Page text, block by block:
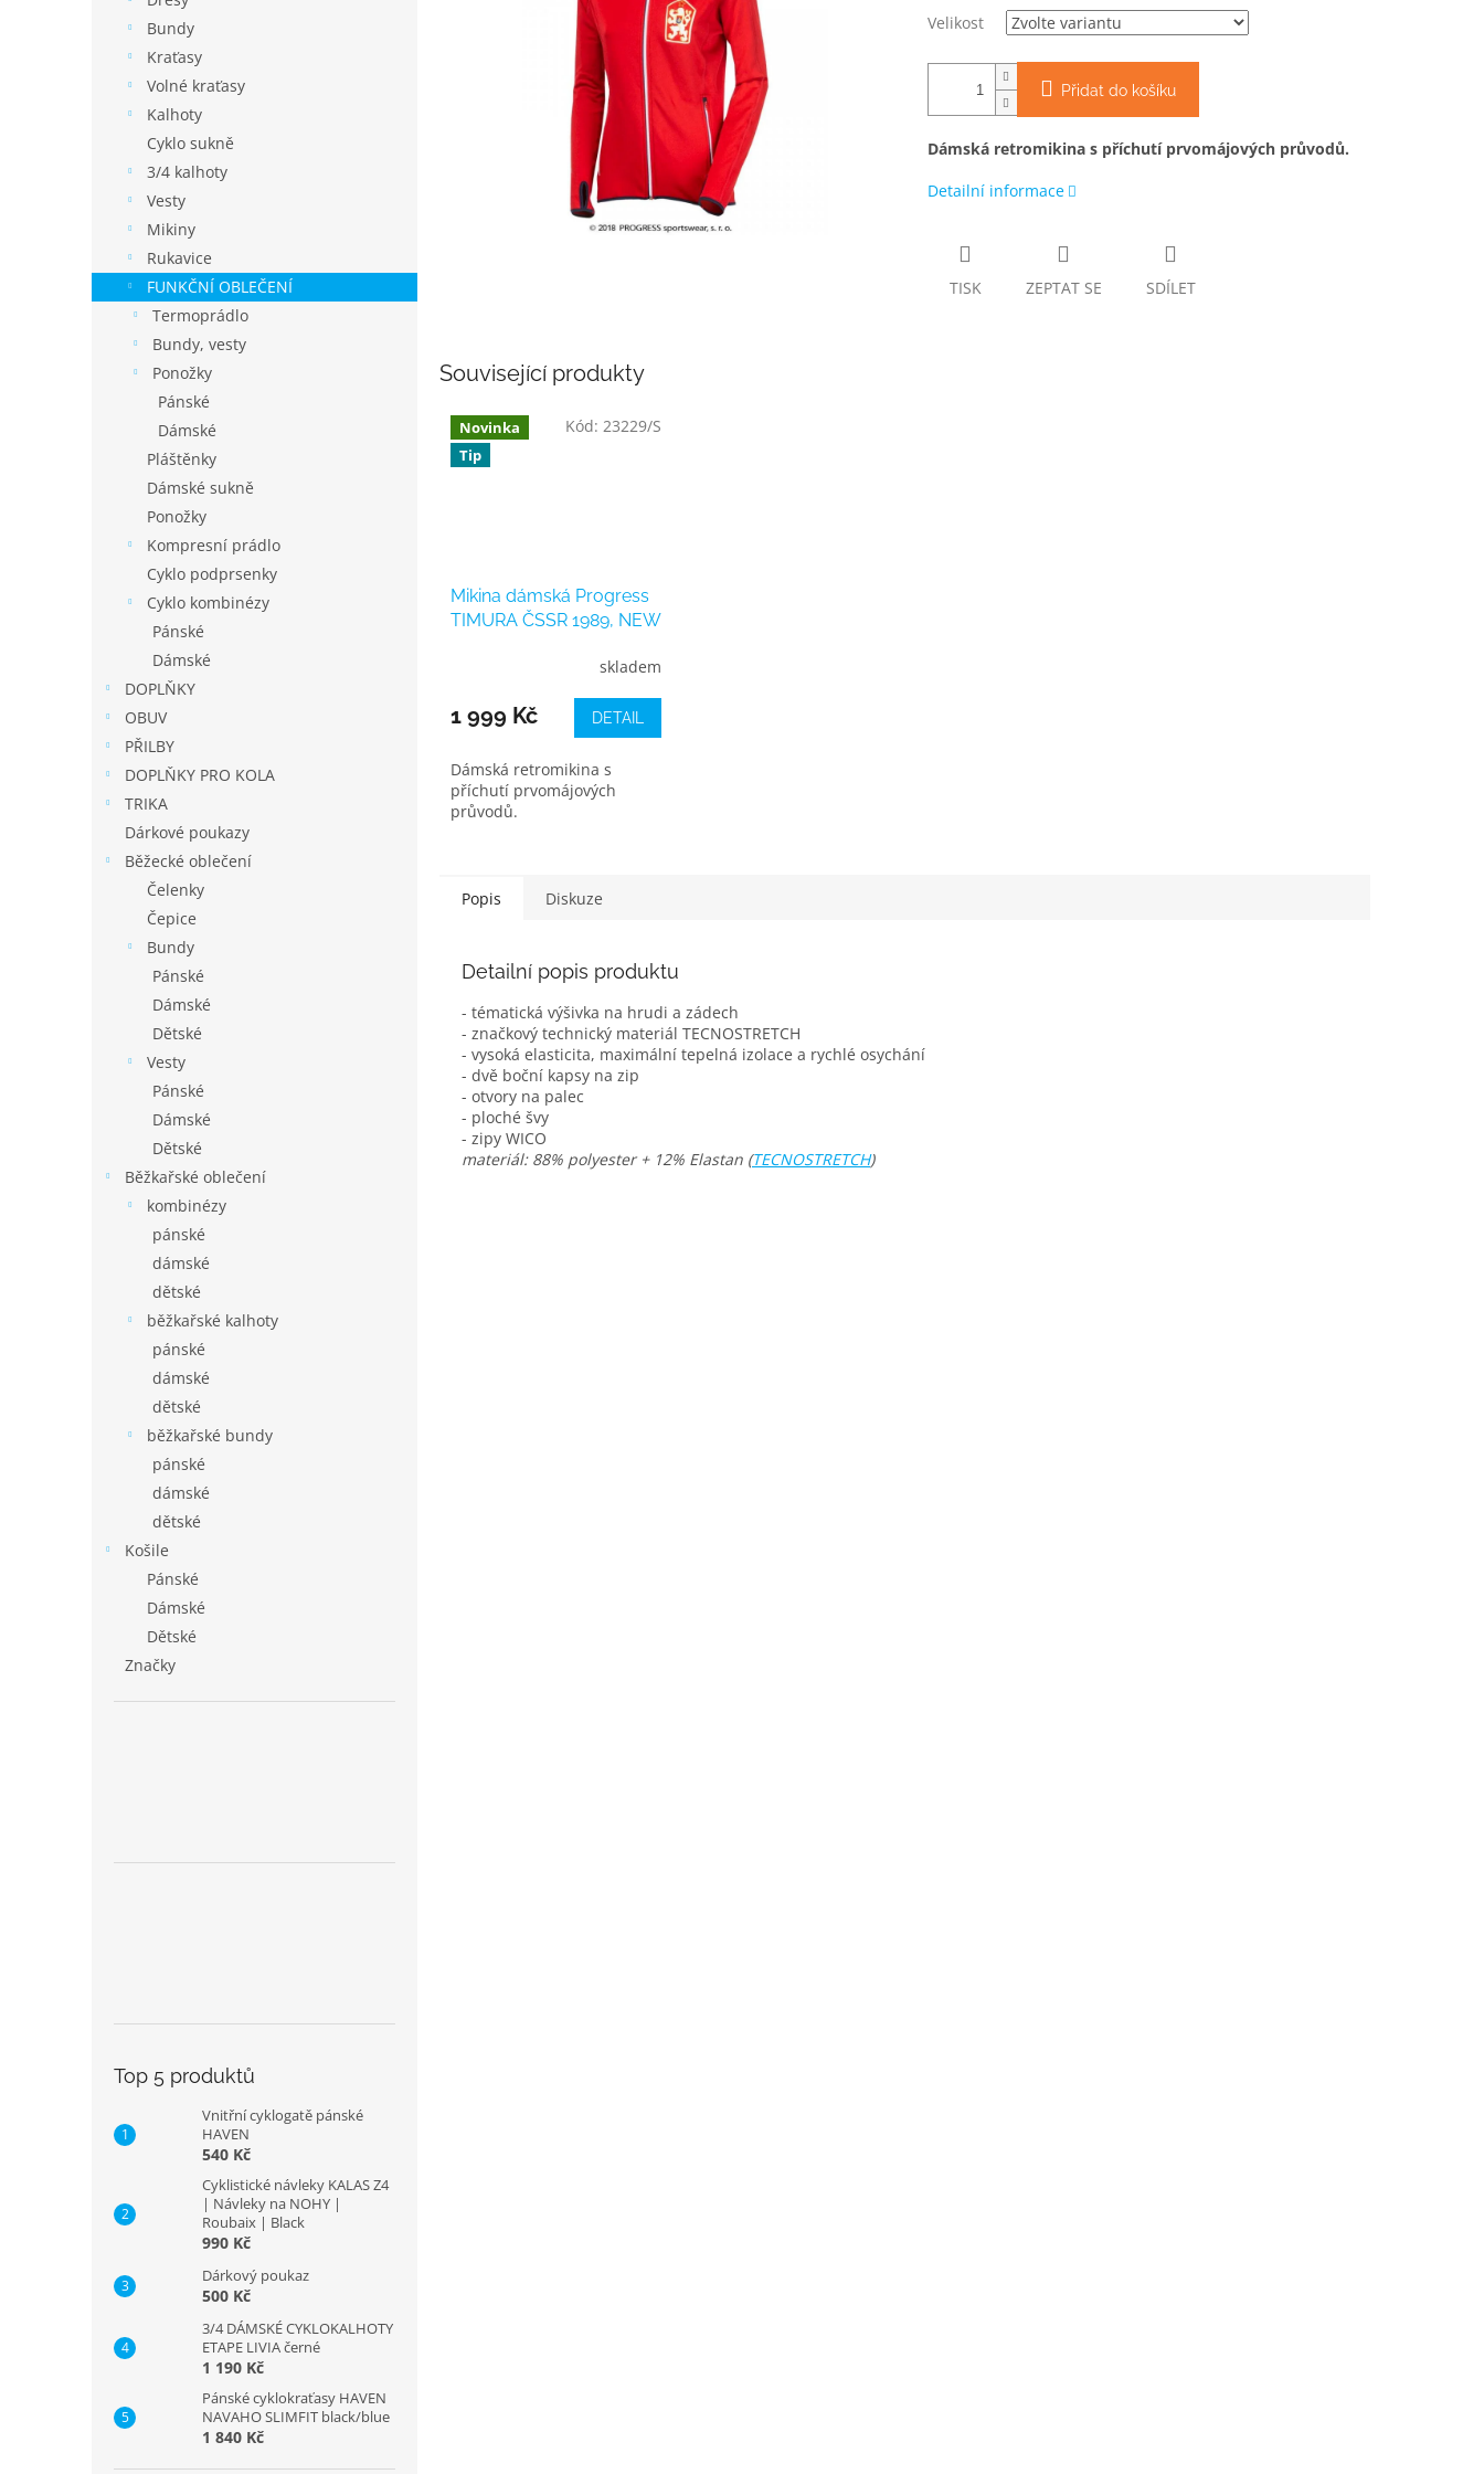
Bundy
Kraťasy
Volné kraťasy
Kalhoty
Cyklo sukně
3/4 kalhoty
Vesty
Mikiny
Rukavice
FUNKČNÍ OBLEČENÍ
Termoprádlo
Bundy, vesty
Ponožky
Pánské
Dámské
Pláštěnky
Dámské sukně
Ponožky
Kompresní prádlo
Cyklo podprsenky
Cyklo kombinézy
Pánské
Dámské
DOPLŇKY
OBUV
PŘILBY
DOPLŇKY PRO KOLA
TRIKA
Dárkové poukazy
Běžecké oblečení
Čelenky
Čepice
Bundy
Pánské
Dámské
Dětské
Vesty
Pánské
Dámské
Dětské
Běžkařské oblečení
kombinézy
pánské
dámské
dětské
běžkařské kalhoty
pánské
dámské
dětské
běžkařské bundy
pánské
dámské
dětské
Košile
Pánské
Dámské
Dětské
Značky
Top 5 produktů
Vnitřní cyklogatě pánské
HAVEN
540 Kč
Cyklistické návleky KALAS Z4
| Návleky na NOHY |
Roubaix | Black
990 Kč
Dárkový poukaz
500 Kč
3/4 DÁMSKÉ CYKLOKALHOTY
ETAPE LIVIA černé
1 190 Kč
Pánské cyklokraťasy HAVEN
NAVAHO SLIMFIT black/blue
1 840 Kč
Velikost
Přidat do košíku
Dámská retromikina s příchutí prvomájových průvodů.
Detailní informace
TISK ZEPTAT SE SDÍLET
Související produkty
Novinka
Tip
Mikina dámská Progress
TIMURA ČSSR 1989, NEW
skladem
1 999 Kč DETAIL
Dámská retromikina s
příchutí prvomájových
průvodů.
Kód: 23229/S
Popis Diskuze
Detailní popis produktu
- tématická výšivka na hrudi a zádech
- značkový technický materiál TECNOSTRETCH
- vysoká elasticita, maximální tepelná izolace a rychlé osychání
- dvě boční kapsy na zip
- otvory na palec
- ploché švy
- zipy WICO
materiál: 88% polyester + 12% Elastan (TECNOSTRETCH)